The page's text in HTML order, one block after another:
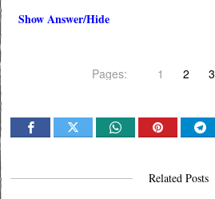
Show Answer/Hide
Pages: 1 2 3
Related Posts